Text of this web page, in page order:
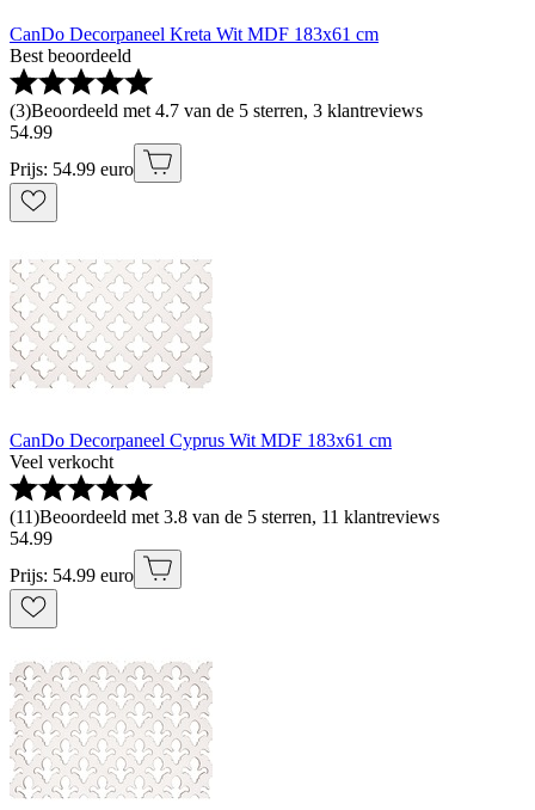
CanDo Decorpaneel Kreta Wit MDF 183x61 cm
Best beoordeeld
(3)Beoordeeld met 4.7 van de 5 sterren, 3 klantreviews
54.99
Prijs: 54.99 euro
CanDo Decorpaneel Cyprus Wit MDF 183x61 cm
Veel verkocht
(11)Beoordeeld met 3.8 van de 5 sterren, 11 klantreviews
54.99
Prijs: 54.99 euro